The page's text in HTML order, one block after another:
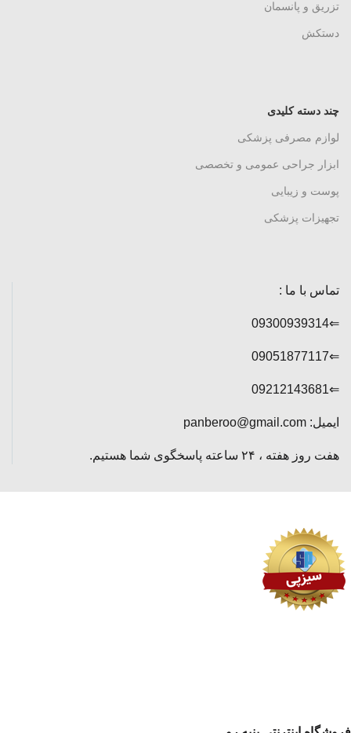
تزریق و پانسمان
دستکش
چند دسته کلیدی
لوازم مصرفی پزشکی
ابزار جراحی عمومی و تخصصی
پوست و زیبایی
تجهیزات پزشکی
تماس با ما :
⇐09300939314
⇐09051877117
⇐09212143681
ایمیل: panberoo@gmail.com
هفت روز هفته ، ۲۴ ساعته پاسخگوی شما هستیم.